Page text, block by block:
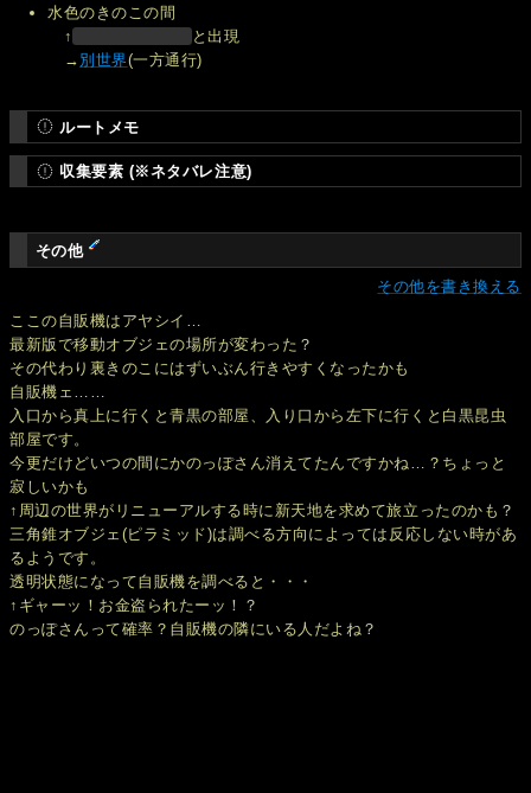
水色のきのこの間
↑
と出現
→ 別世界(一方通行)
ルートメモ
収集要素 (※ネタバレ注意)
その他
その他を書き換える
ここの自販機はアヤシイ…
最新版で移動オブジェの場所が変わった？
その代わり裏きのこにはずいぶん行きやすくなったかも
自販機ェ……
入口から真上に行くと青黒の部屋、入り口から左下に行くと白黒昆虫
部屋です。
今更だけどいつの間にかのっぽさん消えてたんですかね…？ちょっと
寂しいかも
↑周辺の世界がリニューアルする時に新天地を求めて旅立ったのかも？
三角錐オブジェ(ピラミッド)は調べる方向によっては反応しない時があ
るようです。
透明状態になって自販機を調べると・・・
↑ギャーッ！お金盗られたーッ！？
のっぽさんって確率？自販機の隣にいる人だよね？